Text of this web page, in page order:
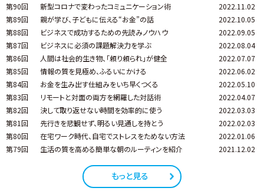
第90回
新型コロナで変わったコミュニケーション術
2022.11.02
第89回
親が学び、子どもに伝える“お金”の話
2022.10.05
第88回
ビジネスで成功するための先読みノウハウ
2022.09.05
第87回
ビジネスに必須の課題解決力を学ぶ
2022.08.04
第86回
人間は社会的生き物、「頼り頼られ」が健全
2022.07.07
第85回
情報の質を見極め、ふるいにかける
2022.06.02
第84回
お金を生み出す仕組みをいち早くつくる
2022.05.10
第83回
リモートと対面の両方を網羅した対話術
2022.04.07
第82回
決して取り返せない時間を効率的に使う
2022.03.03
第81回
先行きを悲観せず、明るい見通しを持とう
2022.02.03
第80回
在宅ワーク時代、自宅でストレスをためない方法
2022.01.06
第79回
生活の質を高める簡単な朝のルーティンを紹介 2021.12.02
もっと見る